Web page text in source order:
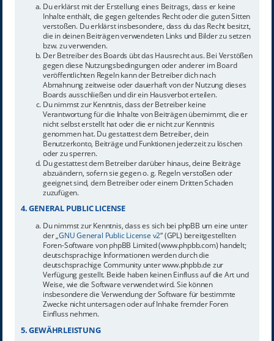
Du erklärst mit der Erstellung eines Beitrags, dass er keine
Inhalte enthält, die gegen geltendes Recht oder die guten Sitten
verstoßen. Du erklärst insbesondere, dass du das Recht besitzt,
die in deinen Beiträgen verwendeten Links und Bilder zu setzen
bzw. zu verwenden.
Der Betreiber des Boards übt das Hausrecht aus. Bei Verstößen
gegen diese Nutzungsbedingungen oder anderer im Board
veröffentlichten Regeln kann der Betreiber dich nach
Abmahnung zeitweise oder dauerhaft von der Nutzung dieses
Boards ausschließen und dir ein Hausverbot erteilen.
Du nimmst zur Kenntnis, dass der Betreiber keine
Verantwortung für die Inhalte von Beiträgen übernimmt, die er
nicht selbst erstellt hat oder die er nicht zur Kenntnis
genommen hat. Du gestattest dem Betreiber, dein
Benutzerkonto, Beiträge und Funktionen jederzeit zu löschen
oder zu sperren.
Du gestattest dem Betreiber darüber hinaus, deine Beiträge
abzuändern, sofern sie gegen o. g. Regeln verstoßen oder
geeignet sind, dem Betreiber oder einem Dritten Schaden
zuzufügen.
4. GENERAL PUBLIC LICENSE
Du nimmst zur Kenntnis, dass es sich bei phpBB um eine unter
der „GNU General Public License v2“ (GPL) bereitgestellten
Foren-Software von phpBB Limited (www.phpbb.com) handelt;
deutschsprachige Informationen werden durch die
deutschsprachige Community unter www.phpbb.de zur
Verfügung gestellt. Beide haben keinen Einfluss auf die Art und
Weise, wie die Software verwendet wird. Sie können
insbesondere die Verwendung der Software für bestimmte
Zwecke nicht untersagen oder auf Inhalte fremder Foren
Einfluss nehmen.
5. GEWÄHRLEISTUNG